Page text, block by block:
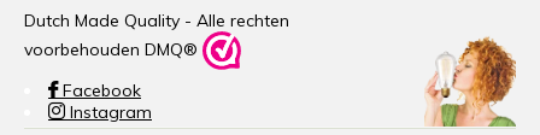
Dutch Made Quality - Alle rechten
voorbehouden DMQ®
Facebook
Instagram